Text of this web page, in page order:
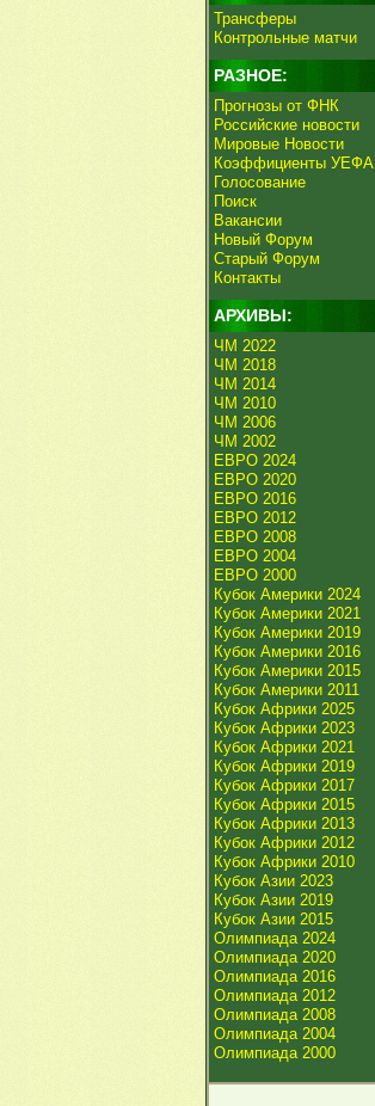
Трансферы
Контрольные матчи
РАЗНОЕ:
Прогнозы от ФНК
Российские новости
Мировые Новости
Коэффициенты УЕФА
Голосование
Поиск
Вакансии
Новый Форум
Старый Форум
Контакты
АРХИВЫ:
ЧМ 2022
ЧМ 2018
ЧМ 2014
ЧМ 2010
ЧМ 2006
ЧМ 2002
ЕВРО 2024
ЕВРО 2020
ЕВРО 2016
ЕВРО 2012
ЕВРО 2008
ЕВРО 2004
ЕВРО 2000
Кубок Америки 2024
Кубок Америки 2021
Кубок Америки 2019
Кубок Америки 2016
Кубок Америки 2015
Кубок Америки 2011
Кубок Африки 2025
Кубок Африки 2023
Кубок Африки 2021
Кубок Африки 2019
Кубок Африки 2017
Кубок Африки 2015
Кубок Африки 2013
Кубок Африки 2012
Кубок Африки 2010
Кубок Азии 2023
Кубок Азии 2019
Кубок Азии 2015
Олимпиада 2024
Олимпиада 2020
Олимпиада 2016
Олимпиада 2012
Олимпиада 2008
Олимпиада 2004
Олимпиада 2000